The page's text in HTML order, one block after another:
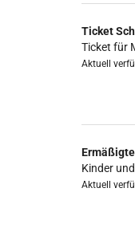
Ticket
Ticket für
Aktuell
Kinder
Aktuell